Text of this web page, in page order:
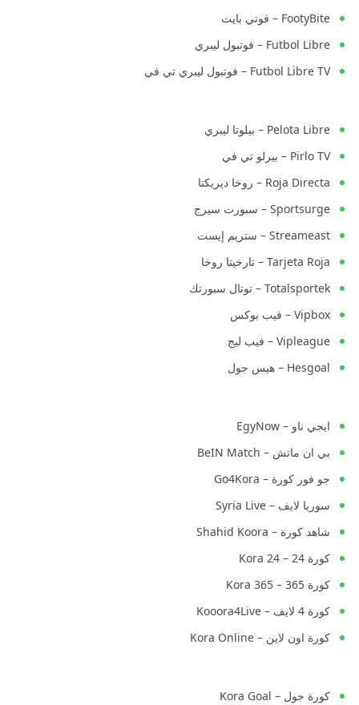
FootyBite – فوتي بايت
Futbol Libre – فوتبول ليبري
Futbol Libre TV – فوتبول ليبري تي في
Pelota Libre – بيلوتا ليبري
Pirlo TV – بيرلو تي في
Roja Directa – روخا ديريكتا
Sportsurge – سبورت سيرج
Streameast – ستريم إيست
Tarjeta Roja – تارخيتا روخا
Totalsportek – توتال سبورتك
Vipbox – فيب بوكس
Vipleague – فيب ليج
Hesgoal – هيس جول
ايجي ناو – EgyNow
بي ان ماتش – BeIN Match
جو فور كورة – Go4Kora
سوريا لايف – Syria Live
شاهد كورة – Shahid Koora
كورة 24 – Kora 24
كورة 365 – Kora 365
كورة 4 لايف – Kooora4Live
كورة اون لاين – Kora Online
كورة جول – Kora Goal